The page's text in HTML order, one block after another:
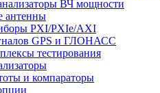
ВЧ мощности
антенны
PXI/PXIe/AXI
GPS и ГЛОНАСС
тестирования
и компараторы